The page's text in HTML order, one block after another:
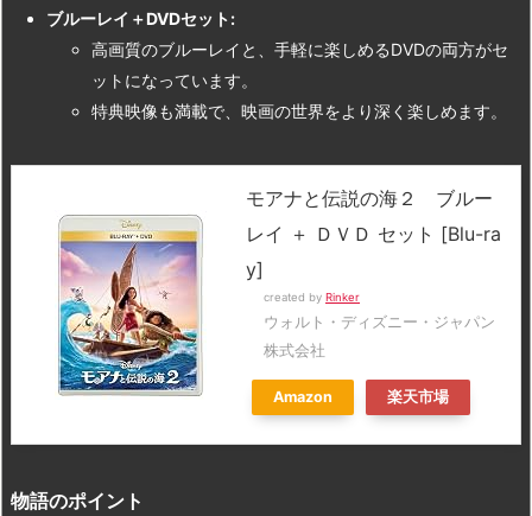
ブルーレイ＋DVDセット:
高画質のブルーレイと、手軽に楽しめるDVDの両方がセ
ットになっています。
特典映像も満載で、映画の世界をより深く楽しめます。
モアナと伝説の海２ ブルー
レイ ＋ ＤＶＤ セット [Blu-ra
y]
created by Rinker
ウォルト・ディズニー・ジャパン
株式会社
Amazon 楽天市場
物語のポイント